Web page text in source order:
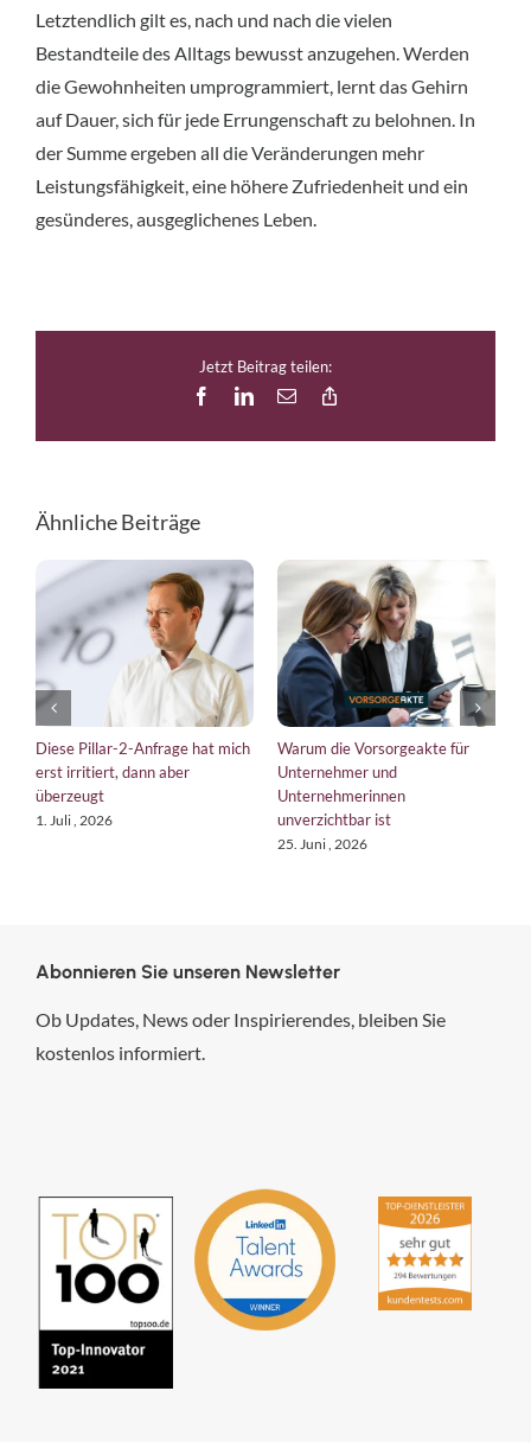
Letztendlich gilt es, nach und nach die vielen
Bestandteile des Alltags bewusst anzugehen. Werden
die Gewohnheiten umprogrammiert, lernt das Gehirn
auf Dauer, sich für jede Errungenschaft zu belohnen. In
der Summe ergeben all die Veränderungen mehr
Leistungsfähigkeit, eine höhere Zufriedenheit und ein
gesünderes, ausgeglichenes Leben.
Jetzt Beitrag teilen:
FacebookLinkedIn
E-
Ähnliche Beiträge
für
EU-Verordnungen 2026: so
bringt die EU Unternehmen auf
Was hat ein Tax
Management
verlorenen
tun?
Abonnieren Sie unseren Newsletter
Ob Updates, News oder Inspirierendes, bleiben Sie
kostenlos informiert.